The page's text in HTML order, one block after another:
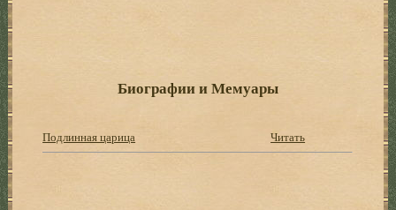
Биографии и Мемуары
Подлинная царица Читать